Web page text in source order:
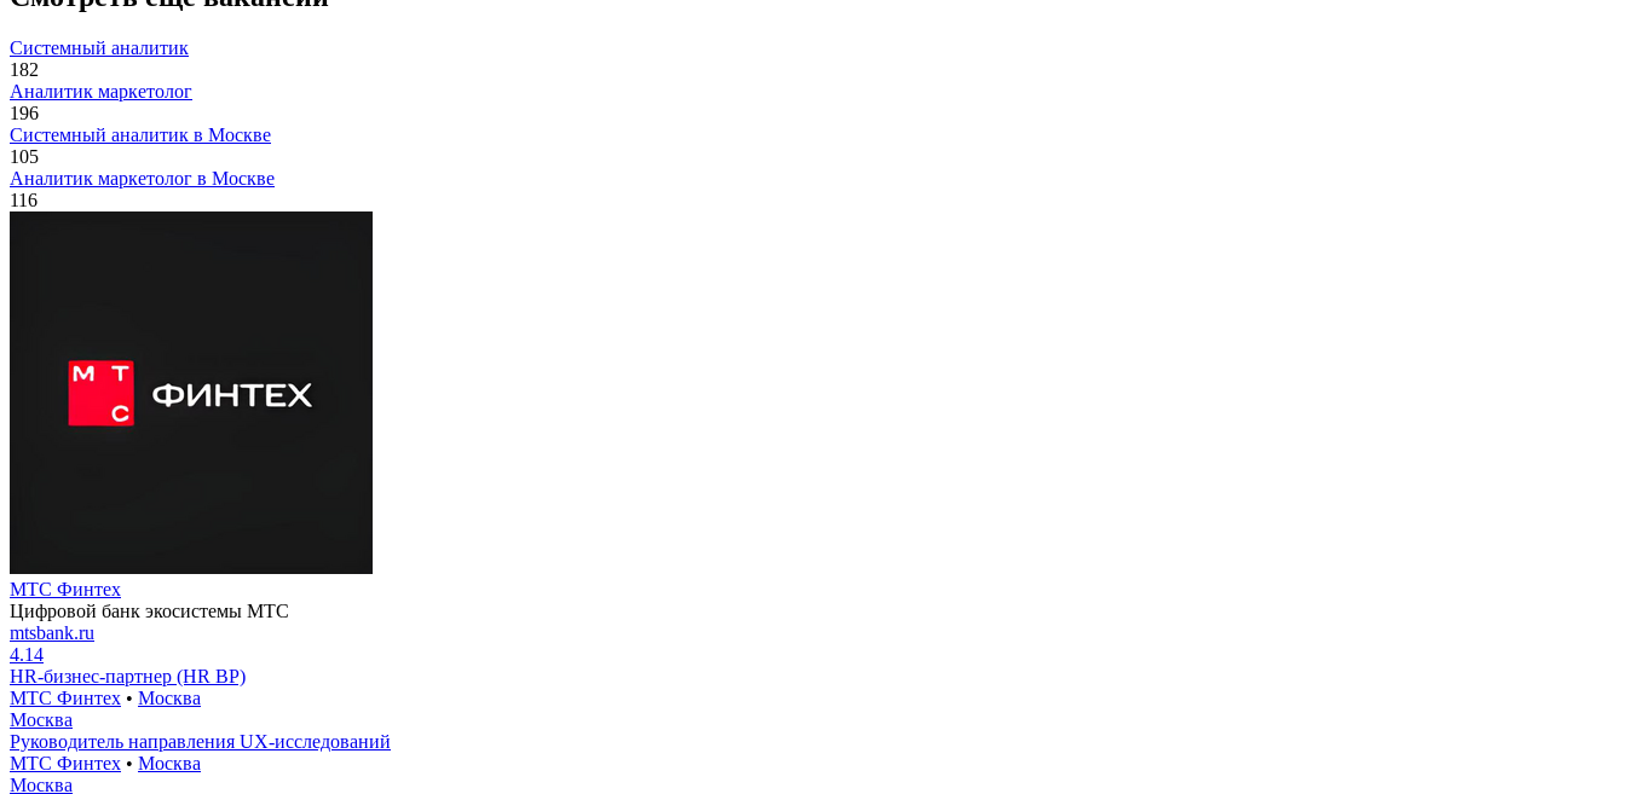
Системный аналитик
182
Аналитик маркетолог
196
Системный аналитик в Москве
105
Аналитик маркетолог в Москве
116
МТС Финтех
Цифровой банк экосистемы МТС
mtsbank.ru
4.14
HR-бизнес-партнер (HR BP)
МТС Финтех • Москва
Москва
Руководитель направления UX-исследований
МТС Финтех • Москва
Москва